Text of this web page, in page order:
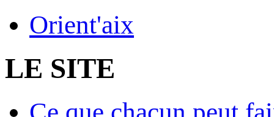
Orient'aix
LE SITE